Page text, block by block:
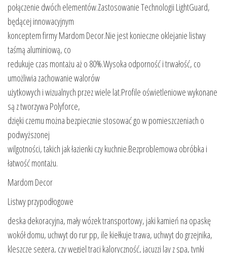
połączenie dwóch elementów.Zastosowanie Technologii LightGuard,
będącej innowacyjnym
konceptem firmy Mardom Decor.Nie jest konieczne oklejanie listwy
taśmą aluminiową, co
redukuje czas montażu aż o 80%.Wysoka odporność i trwałość, co
umożliwia zachowanie walorów
użytkowych i wizualnych przez wiele lat.Profile oświetleniowe wykonane
są z tworzywa Polyforce,
dzięki czemu można bezpiecznie stosować go w pomieszczeniach o
podwyższonej
wilgotności, takich jak łazienki czy kuchnie.Bezproblemowa obróbka i
łatwość montażu.
Mardom Decor
Listwy przypodłogowe
deska dekoracyjna, mały wózek transportowy, jaki kamień na opaskę
wokół domu, uchwyt do rur pp, ile kiełkuje trawa, uchwyt do grzejnika,
kleszcze segera, czy węgiel traci kaloryczność, jacuzzi lay z spa, tynki